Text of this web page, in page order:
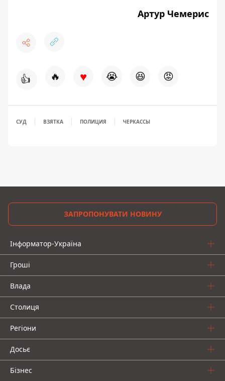
Артур Чемерис
👍 🔥 ♥ 😭 😆 😡
СУД ВЗЯТКА ПОЛИЦИЯ ЧЕРКАССЫ
ЗАПРОПОНУВАТИ НОВИНУ
Інформатор-Україна
Гроші
Влада
Столиця
Регіони
Досьє
Бізнес